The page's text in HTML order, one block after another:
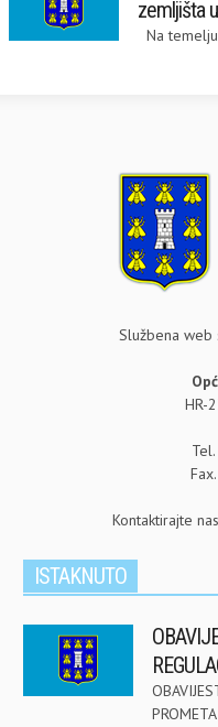
zemljišta
Na
Službena web
HR-
Kontaktirajte
ISTAKNUTO